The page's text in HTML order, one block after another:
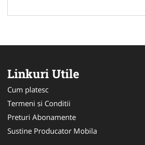
Linkuri Utile
Cum platesc
Termeni si Conditii
Preturi Abonamente
Sustine Producator Mobila